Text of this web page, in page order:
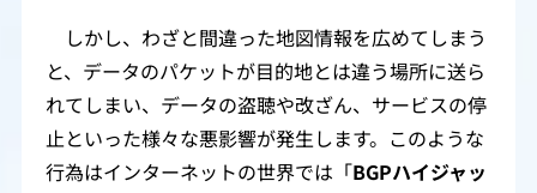
しかし、わざと間違った地図情報を広めてしまう
と、データのパケットが目的地とは違う場所に送ら
れてしまい、データの盗聴や改ざん、サービスの停
止といった様々な悪影響が発生します。このような
行為はインターネットの世界では「BGPハイジャッ